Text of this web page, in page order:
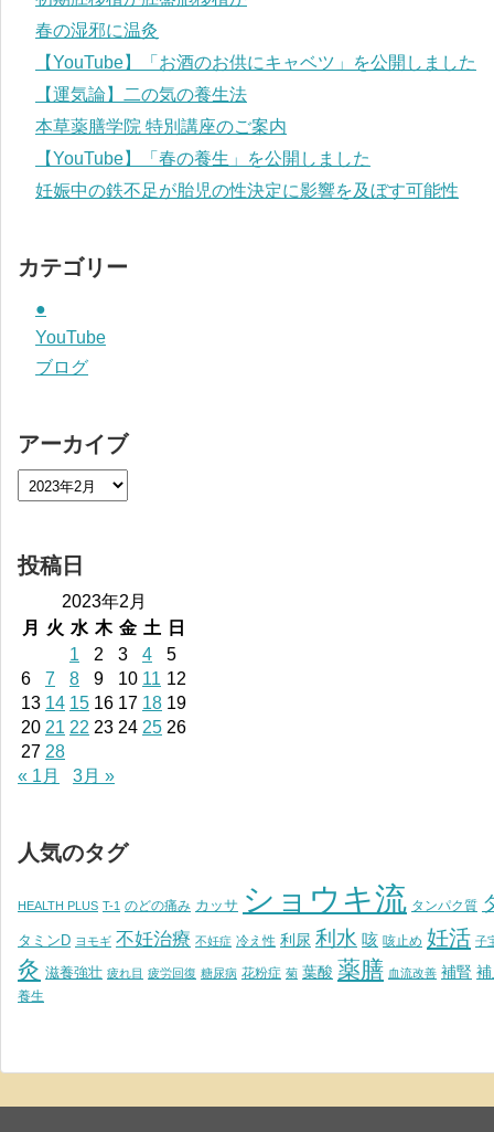
春の湿邪に温灸
【YouTube】「お酒のお供にキャベツ」を公開しました
【運気論】二の気の養生法
本草薬膳学院 特別講座のご案内
【YouTube】「春の養生」を公開しました
妊娠中の鉄不足が胎児の性決定に影響を及ぼす可能性
カテゴリー
●
YouTube
ブログ
アーカイブ
投稿日
2023年2月
月
火 水 木 金 土
日
1
2 3 4
5
6
7 8 9 10 11 12
13 14 15 16 17 18 19
20 21 22 23 24 25 26
27 28
« 1月
3月 »
人気のタグ
HEALTH PLUS T-1 のどの痛み カッサ ショウキ流 タンパク質
タミンD ヨモギ 不妊治療 不妊症 冷え性 利尿 利水 咳 咳止め 妊活 子
灸 滋養強壮 疲れ目 疲労回復 糖尿病 花粉症 菊 葉酸 薬膳 血流改善 補腎
養生